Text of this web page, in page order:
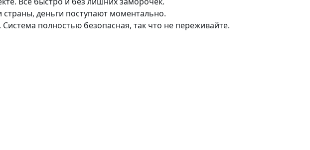
деньги поступают моментально.
полностью безопасная, так что не переживайте.